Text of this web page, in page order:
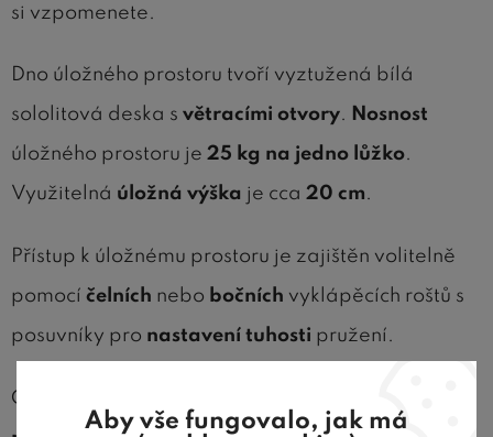
si vzpomenete.
Dno úložného prostoru tvoří vyztužená bílá
sololitová deska s větracími otvory. Nosnost
úložného prostoru je 25 kg na jedno lůžko.
Využitelná úložná výška je cca 20 cm.
Přístup k úložnému prostoru je zajištěn volitelně
pomocí čelních nebo bočních vyklápěcích roštů s
posuvníky pro nastavení tuhosti pružení.
Čelně výklopné lamelové rošty nabízí možnost
Aby vše fungovalo, jak má